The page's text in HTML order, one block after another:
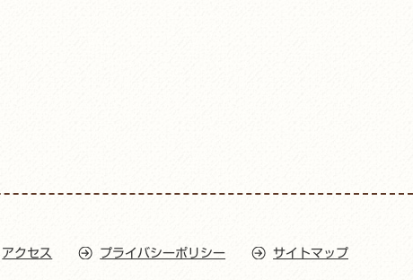
アクセス プライバシーポリシー サイトマップ